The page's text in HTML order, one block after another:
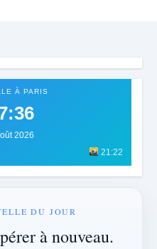
À PARIS
2026
21:22
DU JOUR
à nouveau.